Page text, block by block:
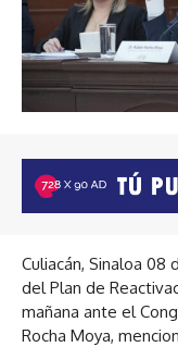
Culiacán, Sinaloa 08
del Plan de
mañana ante el
Rocha Moya,